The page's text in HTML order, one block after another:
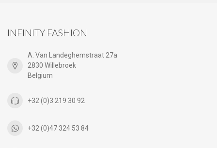
INFINITY FASHION
A. Van Landeghemstraat 27a
2830 Willebroek
Belgium
+32 (0)3 219 30 92
+32 (0)47 324 53 84